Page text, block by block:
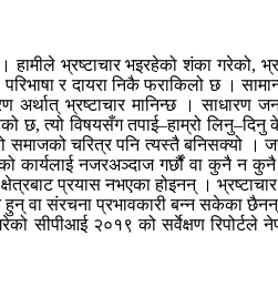
भ्रष्टाचार भइरहेको शंका गरेको,
र दायरा निकै फराकिलो छ ।
भ्रष्टाचार मानिन्छ । साधारण
छ, त्यो विषयसँग तपाई–हाम्रो
समाजको चरित्र पनि त्यस्तै
नजरअञ्दाज गर्छौं वा कुनै न
प्रयास नभएका होइनन् ।
वा संरचना प्रभावकारी बन्न सकेका
सीपीआई २०१९ को सर्वेक्षण रिपोर्टले